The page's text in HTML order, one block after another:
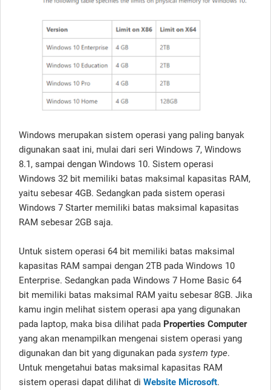
Windows merupakan sistem operasi yang paling banyak
digunakan saat ini, mulai dari seri Windows 7, Windows
8.1, sampai dengan Windows 10. Sistem operasi
Windows 32 bit memiliki batas maksimal kapasitas RAM,
yaitu sebesar 4GB. Sedangkan pada sistem operasi
Windows 7 Starter memiliki batas maksimal kapasitas
RAM sebesar 2GB saja.
Untuk sistem operasi 64 bit memiliki batas maksimal
kapasitas RAM sampai dengan 2TB pada Windows 10
Enterprise. Sedangkan pada Windows 7 Home Basic 64
bit memiliki batas maksimal RAM yaitu sebesar 8GB. Jika
kamu ingin melihat sistem operasi apa yang digunakan
pada laptop, maka bisa dilihat pada Properties Computer
yang akan menampilkan mengenai sistem operasi yang
digunakan dan bit yang digunakan pada system type.
Untuk mengetahui batas maksimal kapasitas RAM
sistem operasi dapat dilihat di Website Microsoft.